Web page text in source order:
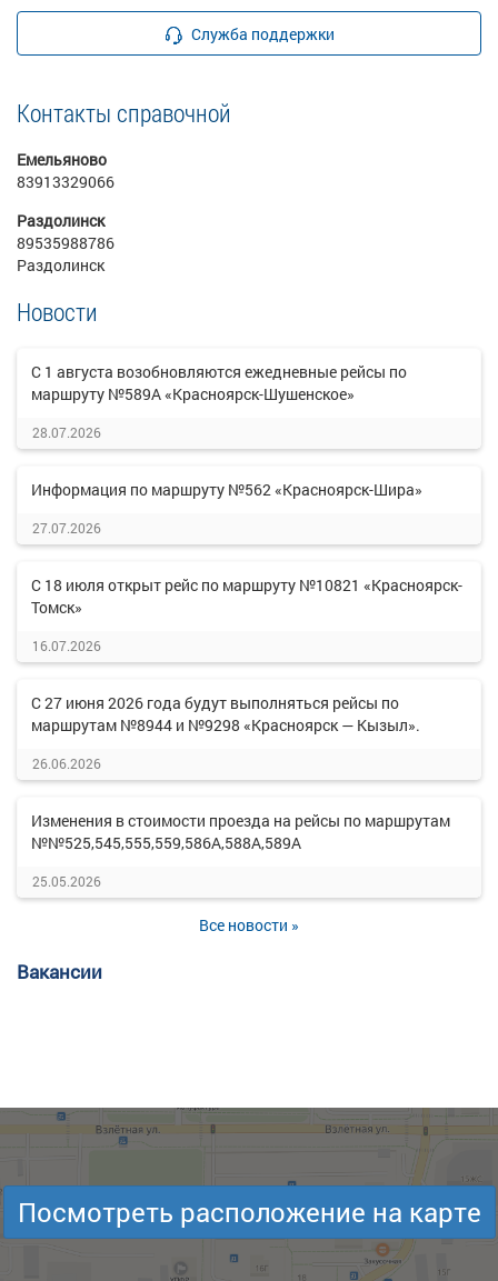
Служба поддержки
Контакты справочной
Емельяново
83913329066
Раздолинск
89535988786
Раздолинск
Новости
С 1 августа возобновляются ежедневные рейсы по
маршруту №589А «Красноярск-Шушенское»
28.07.2026
Информация по маршруту №562 «Красноярск-Шира»
27.07.2026
С 18 июля открыт рейс по маршруту №10821 «Красноярск-
Томск»
16.07.2026
С 27 июня 2026 года будут выполняться рейсы по
маршрутам №8944 и №9298 «Красноярск — Кызыл».
26.06.2026
Изменения в стоимости проезда на рейсы по маршрутам
№№525,545,555,559,586А,588А,589А
25.05.2026
Все новости »
Вакансии
Посмотреть расположение на карте